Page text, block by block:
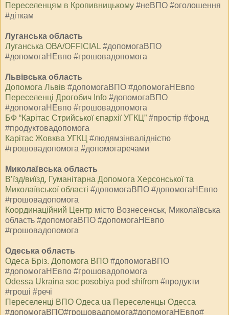
Переселенцям в Кропивницькому #неВПО #оголошення
#діткам
Луганська область
Луганська ОВА/OFFICIAL #допомогаВПО
#допомогаНЕвпо #грошовадопомога
Львівська область
Допомога Львів #допомогаВПО #допомогаНЕвпо
Переселенці Дрогобич Info #допомогаВПО
#допомогаНЕвпо #грошовадопомога
БФ “Карітас Стрийської єпархії УГКЦ” #простір #фонд
#продуктовадопомога
Карітас Жовква УГКЦ #людямзінвалідністю
#грошовадопомога #допомогаречами
Миколаївська область
В’їзд/виїзд, Гуманітарна Допомога Херсонської та
Миколаївської області #допомогаВПО #допомогаНЕвпо
#грошовадопомога
Координаційний Центр⁩ місто Вознесенськ, Миколаївська
область #допомогаВПО #допомогаНЕвпо
#грошовадопомога
Одеська область
Одеса Бріз. Допомога ВПО #допомогаВПО
#допомогаНЕвпо #грошовадопомога
Odessa Ukraina soc posobiya pod shifrom #продукти
#гроші #речі
Переселенці ВПО Одеса ua Переселенцы Одесса
#допомогаВПО#грошовадпомога#допомогаНЕвпо#